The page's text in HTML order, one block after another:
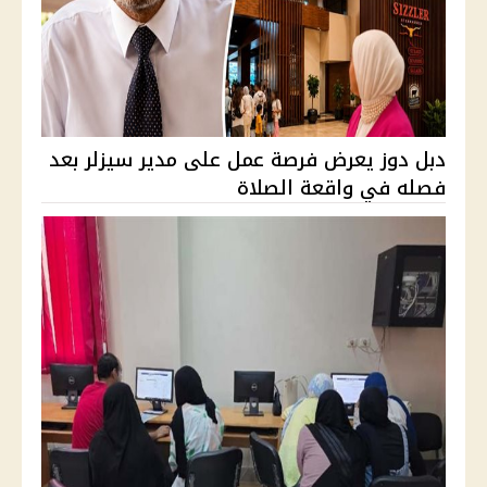
دبل دوز يعرض فرصة عمل على مدير سيزلر بعد
فصله في واقعة الصلاة